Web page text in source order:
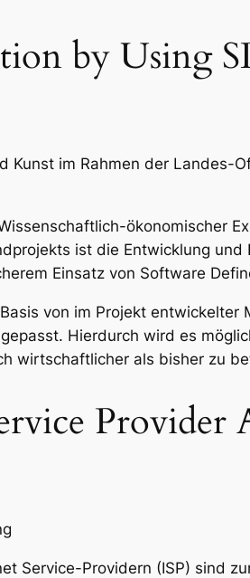
by Using
im Rahmen der Landes-
ökonomischer
ist die Entwicklung und
Einsatz von Software
von im Projekt
Hierdurch wird es
wirtschaftlicher als bisher zu
Provider
Service-Providern (ISP) sind